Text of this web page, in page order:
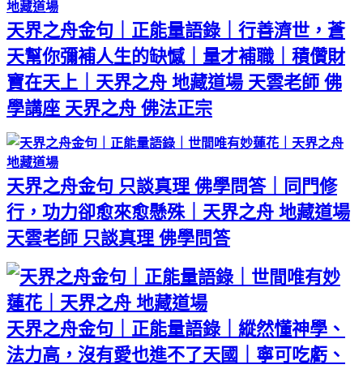
天界之舟金句｜正能量語錄｜行善濟世，蒼
天幫你彌補人生的缺憾｜量才補職｜積儹財
寶在天上｜天界之舟 地藏道場 天雲老師 佛
學講座 天界之舟 佛法正宗
天界之舟金句 只談真理 佛學問答｜同門修
行，功力卻愈來愈懸殊｜天界之舟 地藏道場
天雲老師 只談真理 佛學問答
天界之舟金句｜正能量語錄｜縱然懂神學、
法力高，沒有愛也進不了天國｜寧可吃虧、